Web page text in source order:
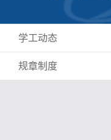
学工动态
规章制度